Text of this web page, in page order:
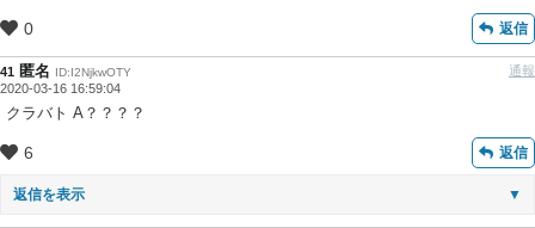
0 返信
41 匿名 ID:I2NjkwOTY
2020-03-16 16:59:04
通報
クラバト A？？？？
6 返信
返信を表示 ▼